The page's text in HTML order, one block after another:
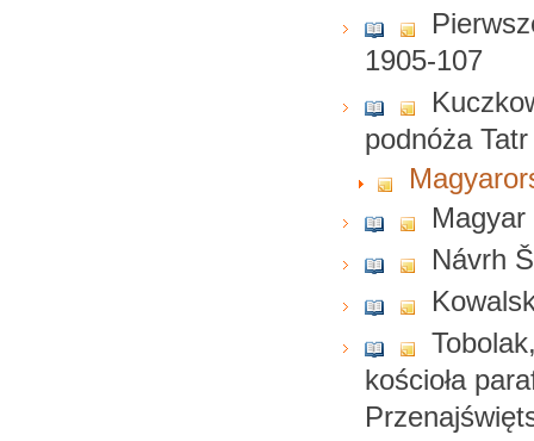
1905-107
podnóża Tatr
Návrh
kościoła